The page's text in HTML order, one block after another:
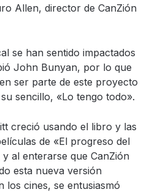
Allen, director de CanZión
se han sentido impactados
John Bunyan, por lo que
ser parte de este proyecto
sencillo, «Lo tengo todo».
creció usando el libro y las
de «El progreso del
al enterarse que CanZión
esta nueva versión
los cines, se entusiasmó